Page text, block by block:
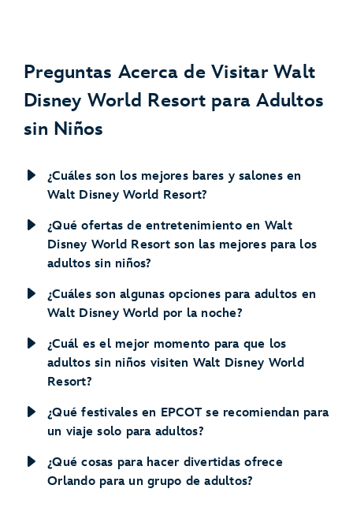
Preguntas Acerca de Visitar Walt
Disney World Resort para Adultos
sin Niños
¿Cuáles son los mejores bares y salones en
Walt Disney World Resort?
¿Qué ofertas de entretenimiento en Walt
Disney World Resort son las mejores para los
adultos sin niños?
¿Cuáles son algunas opciones para adultos en
Walt Disney World por la noche?
¿Cuál es el mejor momento para que los
adultos sin niños visiten Walt Disney World
Resort?
¿Qué festivales en EPCOT se recomiendan para
un viaje solo para adultos?
¿Qué cosas para hacer divertidas ofrece
Orlando para un grupo de adultos?